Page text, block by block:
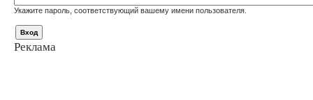
Укажите пароль, соответствующий вашему имени пользователя.
Реклама